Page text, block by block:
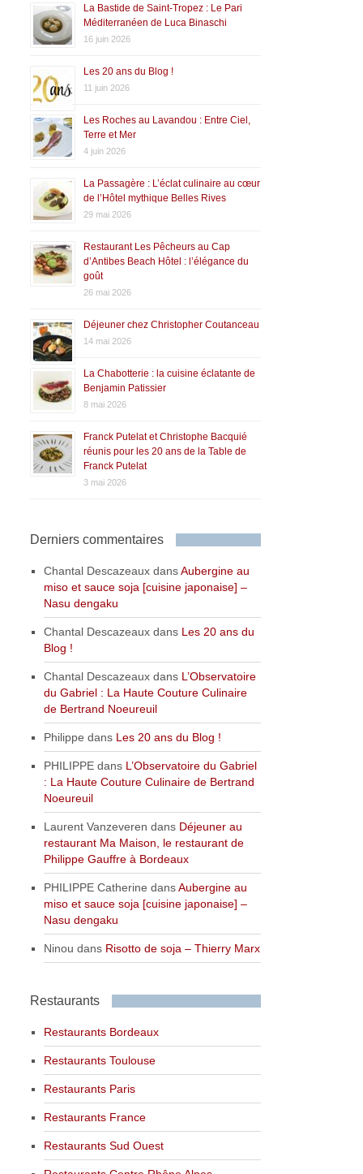
La Bastide de Saint-Tropez : Le Pari
Méditerranéen de Luca Binaschi
16 juin 2026
Les 20 ans du Blog !
11 juin 2026
Les Roches au Lavandou : Entre Ciel,
Terre et Mer
4 juin 2026
La Passagère : L’éclat culinaire au cœur
de l’Hôtel mythique Belles Rives
29 mai 2026
Restaurant Les Pêcheurs au Cap
d’Antibes Beach Hôtel : l’élégance du
goût
26 mai 2026
Déjeuner chez Christopher Coutanceau
14 mai 2026
La Chabotterie : la cuisine éclatante de
Benjamin Patissier
8 mai 2026
Franck Putelat et Christophe Bacquié
réunis pour les 20 ans de la Table de
Franck Putelat
3 mai 2026
Derniers commentaires
Chantal Descazeaux dansAubergine au
miso et sauce soja [cuisine japonaise] –
Nasu dengaku
Chantal Descazeaux dans Les 20 ans du
Blog !
Chantal Descazeaux dans L’Observatoire
du Gabriel : La Haute Couture Culinaire
de Bertrand Noeureuil
Philippe dans Les 20 ans du Blog !
PHILIPPE dans L’Observatoire du Gabriel
: La Haute Couture Culinaire de Bertrand
Noeureuil
Laurent Vanzeveren dans Déjeuner au
restaurant Ma Maison, le restaurant de
Philippe Gauffre à Bordeaux
PHILIPPE Catherine dansAubergine au
miso et sauce soja [cuisine japonaise] –
Nasu dengaku
Ninou dans Risotto de soja – Thierry Marx
Restaurants
Restaurants Bordeaux
Restaurants Toulouse
Restaurants Paris
Restaurants France
Restaurants Sud Ouest